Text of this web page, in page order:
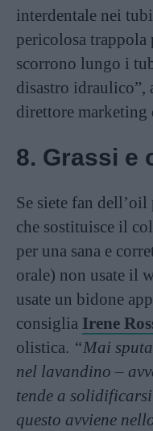
interdentale nei
pericolosa
scorrono lungo i
disastro idraulico”,
direttore marketing
8. Grassi e
Se siete fan
che sostituisce il
per una sana e
orale) non usate il
usate un bidone
consiglia Irene
olistica. “Mai
nel lavandino –
tende a
questo avviene